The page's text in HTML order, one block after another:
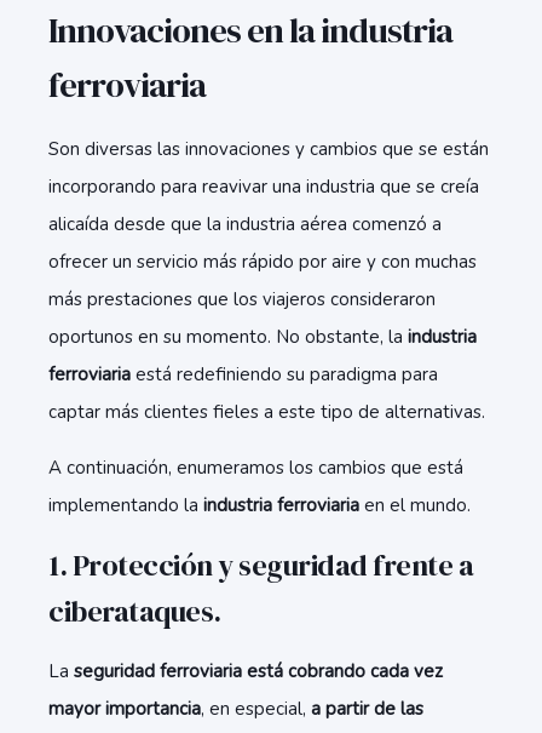
Innovaciones en la industria
ferroviaria
Son diversas las innovaciones y cambios que se están
incorporando para reavivar una industria que se creía
alicaída desde que la industria aérea comenzó a
ofrecer un servicio más rápido por aire y con muchas
más prestaciones que los viajeros consideraron
oportunos en su momento. No obstante, la industria
ferroviaria está redefiniendo su paradigma para
captar más clientes fieles a este tipo de alternativas.
A continuación, enumeramos los cambios que está
implementando la industria ferroviaria en el mundo.
1. Protección y seguridad frente a
ciberataques.
La seguridad ferroviaria está cobrando cada vez
mayor importancia, en especial, a partir de las